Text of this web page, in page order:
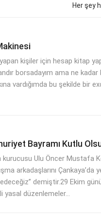
Her şey
kişiler için hesap kitap
borsadayım ama ne
vardığımda bu şekilde bir
Bayramı Kutlu
Ulu Öncer Mustafa
arkadaşlarını Çankaya’da
demiştir.29 Ekim
düzenlemeler...